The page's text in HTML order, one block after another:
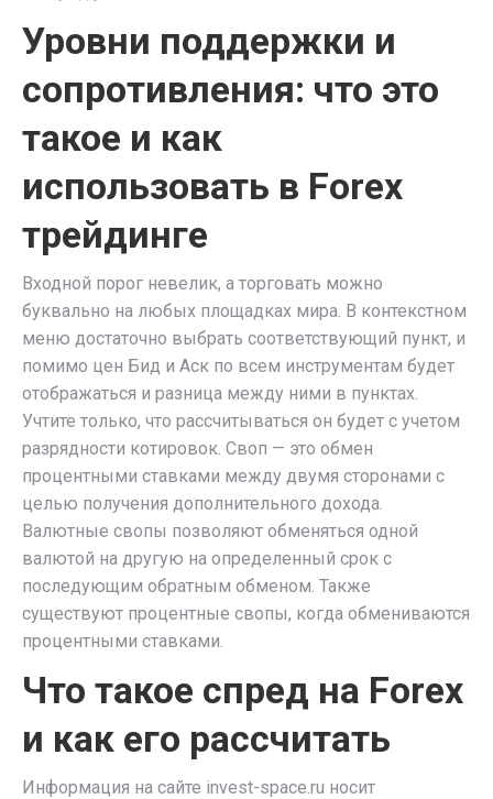
Уровни поддержки и
сопротивления: что это
такое и как
использовать в Forex
трейдинге
Входной порог невелик, а торговать можно
буквально на любых площадках мира. В контекстном
меню достаточно выбрать соответствующий пункт, и
помимо цен Бид и Аск по всем инструментам будет
отображаться и разница между ними в пунктах.
Учтите только, что рассчитываться он будет с учетом
разрядности котировок. Своп — это обмен
процентными ставками между двумя сторонами с
целью получения дополнительного дохода.
Валютные свопы позволяют обменяться одной
валютой на другую на определенный срок с
последующим обратным обменом. Также
существуют процентные свопы, когда обмениваются
процентными ставками.
Что такое спред на Forex
и как его рассчитать
Информация на сайте invest-space.ru носит